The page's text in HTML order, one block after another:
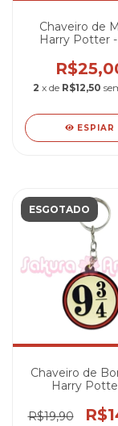
Chaveiro de
Harry Potter -
2 x de R$12,50
ESPIAR
ESGOTADO
Chaveiro de
Harry
R$19,90